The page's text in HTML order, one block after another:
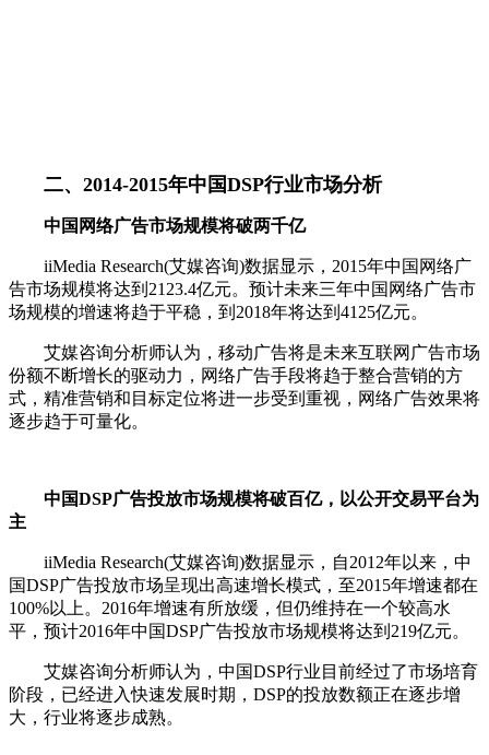
二、2014-2015年中国DSP行业市场分析
中国网络广告市场规模将破两千亿
iiMedia Research(艾媒咨询)数据显示，2015年中国网络广
告市场规模将达到2123.4亿元。预计未来三年中国网络广告市
场规模的增速将趋于平稳，到2018年将达到4125亿元。
艾媒咨询分析师认为，移动广告将是未来互联网广告市场
份额不断增长的驱动力，网络广告手段将趋于整合营销的方
式，精准营销和目标定位将进一步受到重视，网络广告效果将
逐步趋于可量化。
中国DSP广告投放市场规模将破百亿，以公开交易平台为
主
iiMedia Research(艾媒咨询)数据显示，自2012年以来，中
国DSP广告投放市场呈现出高速增长模式，至2015年增速都在
100%以上。2016年增速有所放缓，但仍维持在一个较高水
平，预计2016年中国DSP广告投放市场规模将达到219亿元。
艾媒咨询分析师认为，中国DSP行业目前经过了市场培育
阶段，已经进入快速发展时期，DSP的投放数额正在逐步增
大，行业将逐步成熟。